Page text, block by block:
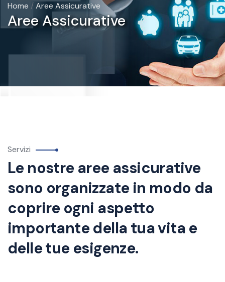
Home /Aree Assicurative
Aree Assicurative
Servizi
Le nostre aree assicurative
sono organizzate in modo da
coprire ogni aspetto
importante della tua vita e
delle tue esigenze.